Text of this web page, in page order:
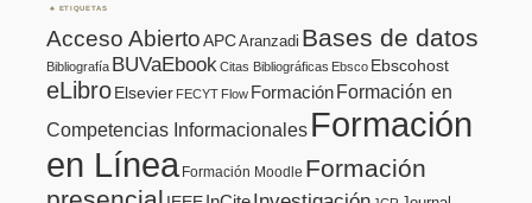
ETIQUETAS
Acceso AbiertoAPCAranzadi Bases de datos
Bibliografía BUVaEbook Citas Bibliográficas Ebsco Ebscohost
eLibroElsevier FECYT Flow FormaciónFormación en
Competencias Informacionales Formación
en Línea Formación Moodle Formación